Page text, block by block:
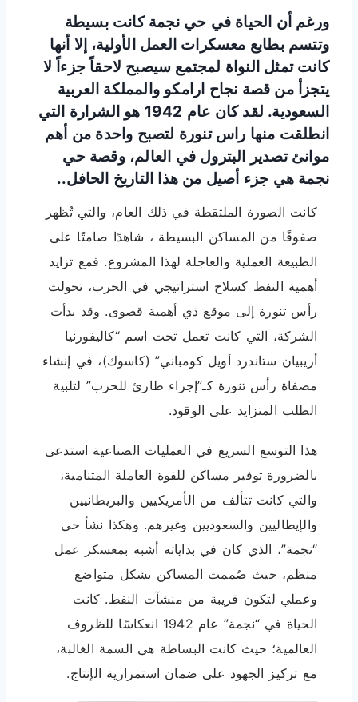
ورغم أن الحياة في حي نجمة كانت بسيطة
وتتسم بطابع معسكرات العمل الأولية، إلا أنها
كانت تمثل النواة لمجتمع سيصبح لاحقاً جزءاً لا
يتجزأ من قصة نجاح ارامكو والمملكة العربية
السعودية. لقد كان عام 1942 هو الشرارة التي
انطلقت منها راس تنورة لتصبح واحدة من أهم
موانئ تصدير البترول في العالم، وقصة حي
نجمة هي جزء أصيل من هذا التاريخ الحافل..
كانت الصورة الملتقطة في ذلك العام، والتي تُظهر
صفوفًا من المساكن البسيطة ، شاهدًا صامتًا على
الطبيعة العملية والعاجلة لهذا المشروع. فمع تزايد
أهمية النفط كسلاح استراتيجي في الحرب، تحولت
رأس تنورة إلى موقع ذي أهمية قصوى. وقد بدأت
الشركة، التي كانت تعمل تحت اسم “كاليفورنيا
أريبيان ستاندرد أويل كومباني” (كاسوك)، في إنشاء
مصفاة رأس تنورة كـ”إجراء طارئ للحرب” لتلبية
الطلب المتزايد على الوقود.
هذا التوسع السريع في العمليات الصناعية استدعى
بالضرورة توفير مساكن للقوة العاملة المتنامية،
والتي كانت تتألف من الأمريكيين والبريطانيين
والإيطاليين والسعوديين وغيرهم. وهكذا نشأ حي
“نجمة”، الذي كان في بداياته أشبه بمعسكر عمل
منظم، حيث صُممت المساكن بشكل متواضع
وعملي لتكون قريبة من منشآت النفط. كانت
الحياة في “نجمة” عام 1942 انعكاسًا للظروف
العالمية؛ حيث كانت البساطة هي السمة الغالبة،
مع تركيز الجهود على ضمان استمرارية الإنتاج.